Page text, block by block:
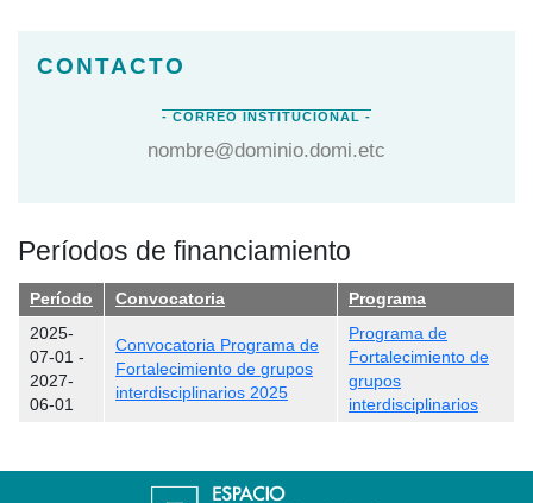
nombre@dominio.domi.etc
Períodos de financiamiento
Período Convocatoria
Programa
2025-
07-01 -
2027-
06-01
Convocatoria Programa de
Fortalecimiento de grupos
interdisciplinarios 2025
Programa de
Fortalecimiento de
grupos
interdisciplinarios